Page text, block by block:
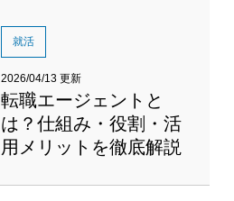
就活
2026/04/13 更新
転職エージェントと
は？仕組み・役割・活
用メリットを徹底解説